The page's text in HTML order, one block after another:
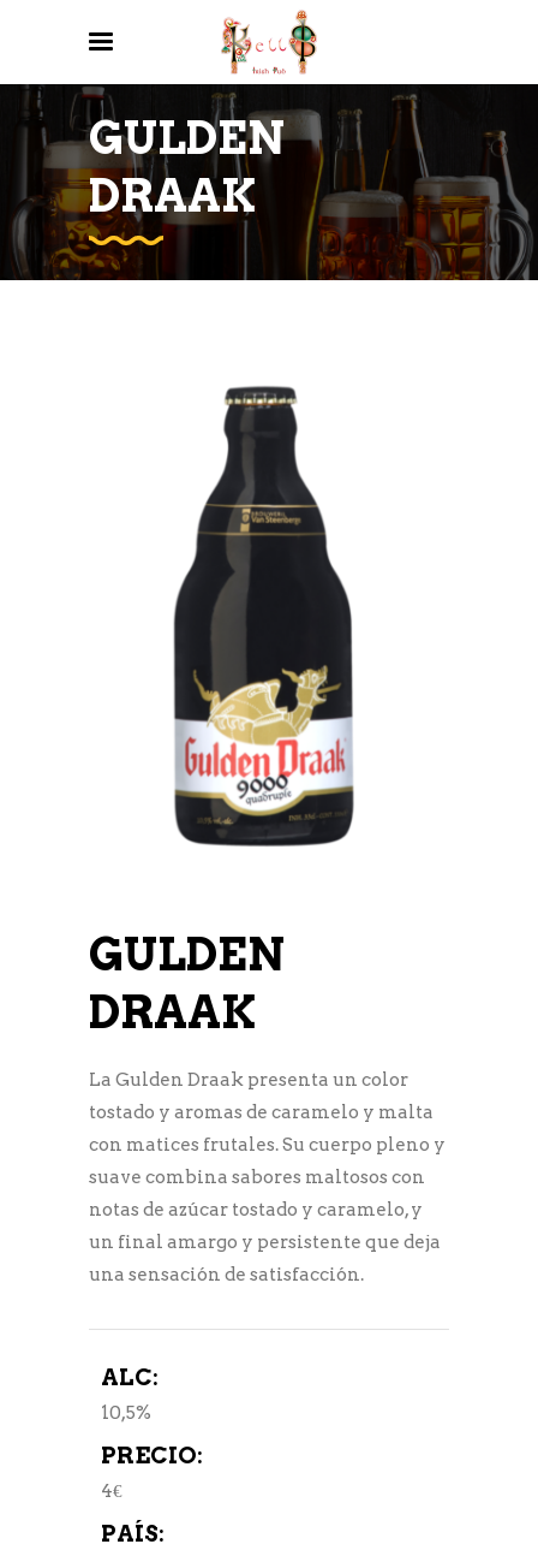
GULDEN
DRAAK
GULDEN
DRAAK
La Gulden Draak presenta un color
tostado y aromas de caramelo y malta
con matices frutales. Su cuerpo pleno y
suave combina sabores maltosos con
notas de azúcar tostado y caramelo, y
un final amargo y persistente que deja
una sensación de satisfacción.
ALC:
10,5%
PRECIO:
4€
PAÍS: